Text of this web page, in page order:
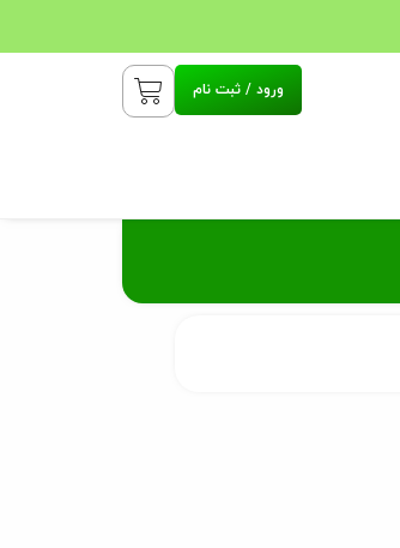
ورود / ثبت نام